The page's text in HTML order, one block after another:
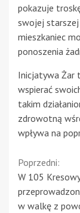
pokazuje
swojej starszej
mieszkaniec
ponoszenia
Inicjatywa Żar
wspierać
takim
zdrowotną
wpływa na
Continue
Poprzedni:
W 105
w walkę z